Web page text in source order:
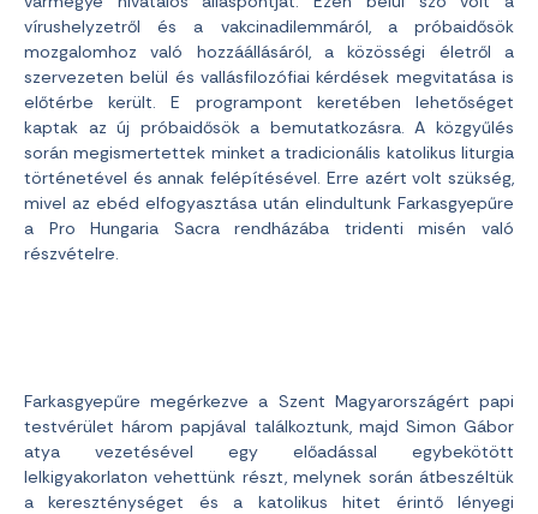
vírushelyzetről és a vakcinadilemmáról, a próbaidősök
mozgalomhoz való hozzáállásáról, a közösségi életről a
szervezeten belül és vallásfilozófiai kérdések megvitatása is
előtérbe került. E programpont keretében lehetőséget
kaptak az új próbaidősök a bemutatkozásra. A közgyűlés
során megismertettek minket a tradicionális katolikus liturgia
történetével és annak felépítésével. Erre azért volt szükség,
mivel az ebéd elfogyasztása után elindultunk Farkasgyepűre
a Pro Hungaria Sacra rendházába tridenti misén való
részvételre.
Farkasgyepűre megérkezve a Szent Magyarországért papi
testvérület három papjával találkoztunk, majd Simon Gábor
atya vezetésével egy előadással egybekötött
lelkigyakorlaton vehettünk részt, melynek során átbeszéltük
a kereszténységet és a katolikus hitet érintő lényegi